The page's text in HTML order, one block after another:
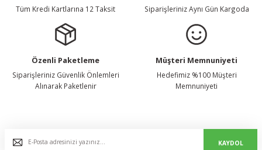
Tüm Kredi Kartlarına 12 Taksit Siparişleriniz Aynı Gün Kargoda
Özenli Paketleme
Siparişleriniz Güvenlik Önlemleri
Alınarak Paketlenir
Müşteri Memnuniyeti
Hedefimiz %100 Müşteri
Memnuniyeti
KAYDOL